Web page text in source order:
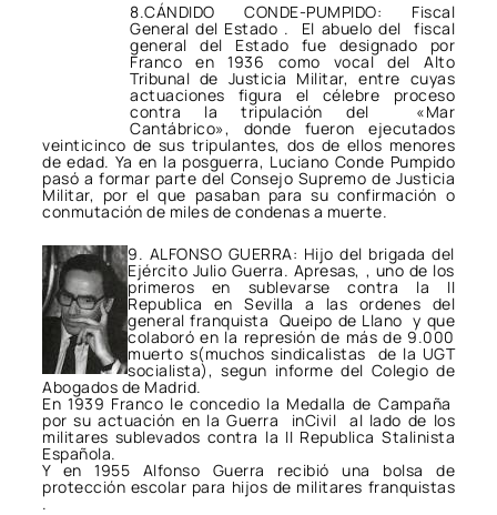
8.CÁNDIDO CONDE-PUMPIDO: Fiscal
General del Estado . El abuelo del fiscal
general del Estado fue designado por
Franco en 1936 como vocal del Alto
Tribunal de Justicia Militar, entre cuyas
actuaciones figura el célebre proceso
contra la tripulación del «Mar
Cantábrico», donde fueron ejecutados
veinticinco de sus tripulantes, dos de ellos menores
de edad. Ya en la posguerra, Luciano Conde Pumpido
pasó a formar parte del Consejo Supremo de Justicia
Militar, por el que pasaban para su confirmación o
conmutación de miles de condenas a muerte.
9. ALFONSO GUERRA: Hijo del brigada del
Ejército Julio Guerra. Apresas, , uno de los
primeros en sublevarse contra la II
Republica en Sevilla a las ordenes del
general franquista Queipo de Llano y que
colaboró en la represión de más de 9.000
muerto s(muchos sindicalistas de la UGT
socialista), segun informe del Colegio de
Abogados de Madrid.
En 1939 Franco le concedio la Medalla de Campaña
por su actuación en la Guerra inCivil al lado de los
militares sublevados contra la II Republica Stalinista
Española.
Y en 1955 Alfonso Guerra recibió una bolsa de
protección escolar para hijos de militares franquistas
.